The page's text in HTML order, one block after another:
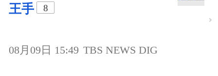
王手
8
08月09日 15:49 TBS NEWS DIG